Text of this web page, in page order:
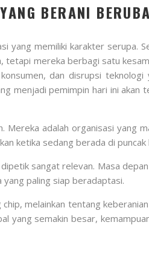
BERANI
yang memiliki karakter serupa.
mereka berbagi satu
dan disrupsi teknologi
menjadi pemimpin hari ini akan
Mereka adalah organisasi yang
ketika sedang berada di puncak
sangat relevan. Masa
paling siap beradaptasi.
melainkan tentang
yang semakin besar,